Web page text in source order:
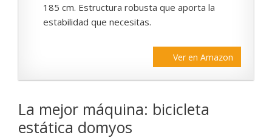
185 cm. Estructura robusta que aporta la
estabilidad que necesitas.
Ver en Amazon
La mejor máquina: bicicleta
estática domyos